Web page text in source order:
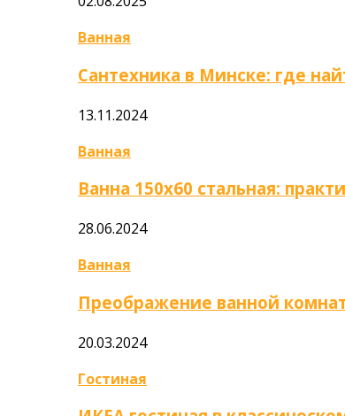
Ванная
Сантехника в Минске: где
13.11.2024
Ванная
Ванна 150х60 стальная:
28.06.2024
Ванная
Преображение ванной
20.03.2024
Гостиная